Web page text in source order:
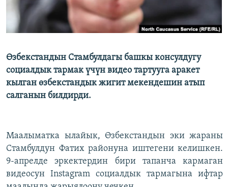
Өзбекстандын Стамбулдагы башкы консулдугу
социалдык тармак үчүн видео тартууга аракет
кылган өзбекстандык жигит мекендешин атып
салганын билдирди.
Маалыматка ылайык, Өзбекстандын эки жараны
Стамбулдун Фатих районуна иштегени келишкен.
9-апрелде эркектердин бири тапанча кармаган
видеосун Instagram социалдык тармагына ифтар